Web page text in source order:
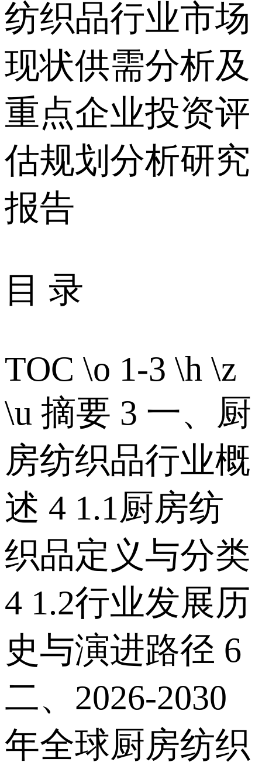
纺织品行业市场
现状供需分析及
重点企业投资评
估规划分析研究
报告
目 录
TOC \o 1-3 \h \z
\u 摘要 3 一、厨
房纺织品行业概
述 4 1.1厨房纺
织品定义与分类
4 1.2行业发展历
史与演进路径 6
二、2026-2030
年全球厨房纺织